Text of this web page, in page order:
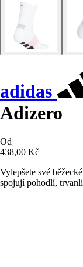
adidas
Adizero
Od
438,00 Kč
Vylepšete své
spojují pohodlí,